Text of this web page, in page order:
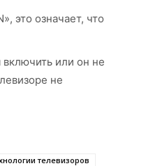
это означает, что
включить или он не
не
телевизоров